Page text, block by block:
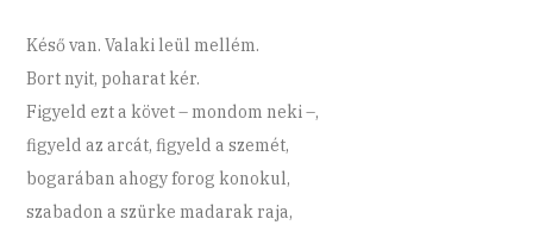
Késő van. Valaki leül mellém.
Bort nyit, poharat kér.
Figyeld ezt a követ – mondom neki –,
figyeld az arcát, figyeld a szemét,
bogarában ahogy forog konokul,
szabadon a szürke madarak raja,